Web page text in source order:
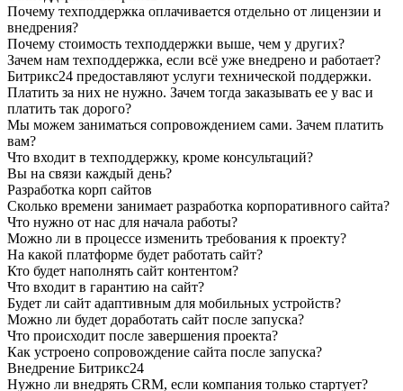
Почему техподдержка оплачивается отдельно от лицензии и
внедрения?
Почему стоимость техподдержки выше, чем у других?
Зачем нам техподдержка, если всё уже внедрено и работает?
Битрикс24 предоставляют услуги технической поддержки.
Платить за них не нужно. Зачем тогда заказывать ее у вас и
платить так дорого?
Мы можем заниматься сопровождением сами. Зачем платить
вам?
Что входит в техподдержку, кроме консультаций?
Вы на связи каждый день?
Разработка корп сайтов
Сколько времени занимает разработка корпоративного сайта?
Что нужно от нас для начала работы?
Можно ли в процессе изменить требования к проекту?
На какой платформе будет работать сайт?
Кто будет наполнять сайт контентом?
Что входит в гарантию на сайт?
Будет ли сайт адаптивным для мобильных устройств?
Можно ли будет доработать сайт после запуска?
Что происходит после завершения проекта?
Как устроено сопровождение сайта после запуска?
Внедрение Битрикс24
Нужно ли внедрять CRM, если компания только стартует?